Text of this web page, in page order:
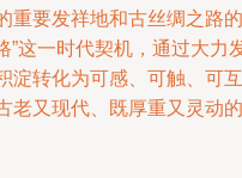
重要发祥地和古丝绸之路的
”这一时代契机，通过大力
淀转化为可感、可触、可互
老又现代、既厚重又灵动的